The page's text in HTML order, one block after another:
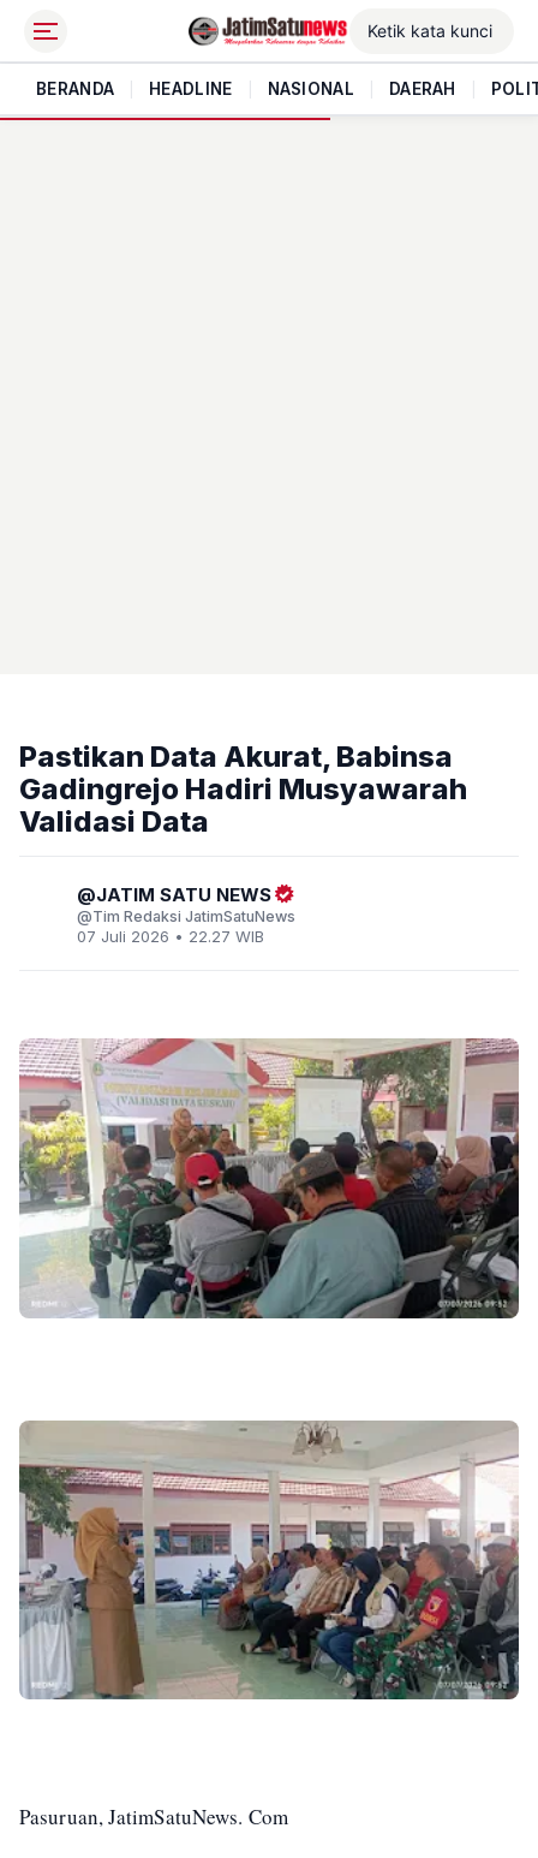
BERANDA HEADLINE NASIONAL DAERAH
Pastikan Data Akurat, Babinsa
Gadingrejo Hadiri Musyawarah
Validasi Data
JATIM SATU NEWS
Tim Redaksi JatimSatuNews
07 Juli 2026 • 22.27 WIB
Pasuruan, JatimSatuNews. Com